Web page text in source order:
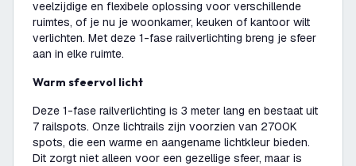
veelzijdige en flexibele oplossing voor verschillende
ruimtes, of je nu je woonkamer, keuken of kantoor wilt
verlichten. Met deze 1-fase railverlichting breng je sfeer
aan in elke ruimte.
Warm sfeervol licht
Deze 1-fase railverlichting is 3 meter lang en bestaat uit
7 railspots. Onze lichtrails zijn voorzien van 2700K
spots, die een warme en aangename lichtkleur bieden.
Dit zorgt niet alleen voor een gezellige sfeer, maar is